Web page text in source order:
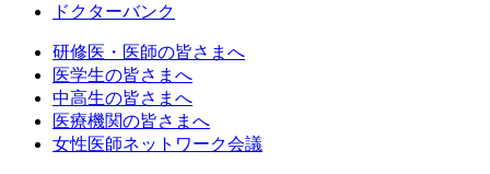
ドクターバンク
研修医・医師の皆さまへ
医学生の皆さまへ
中高生の皆さまへ
医療機関の皆さまへ
女性医師ネットワーク会議